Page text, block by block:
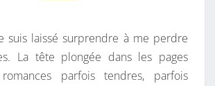
N
B
O
A
I
R
E
suis laissé surprendre à me perdre
La tête plongée dans les pages
parfois tendres, parfois